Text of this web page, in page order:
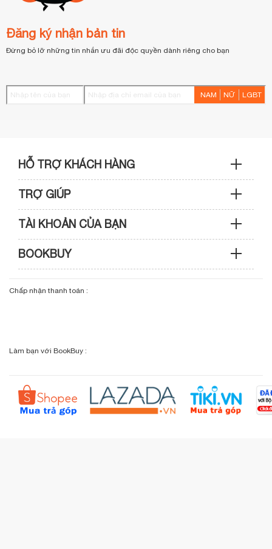
Đăng ký nhận bản tin
Đừng bỏ lỡ những tin nhắn ưu đãi độc quyền dành riêng cho bạn
NAM NỮ LGBT
HỖ TRỢ KHÁCH HÀNG
Sản phẩm & Đơn hàng: 0933 109 009
Kỹ thuật & Bảo hành: 0989 439 986
Điện thoại: (028) 3820 7153 (giờ hành chính)
Sơ đồ đường đi
TRỢ GIÚP
Hướng dẫn mua hàng
Phương thức vận chuyển
Câu hỏi thường gặp (FAQs)
TÀI KHOẢN CỦA BẠN
Cập nhật tài khoản
Giỏ hàng
Kiểm tra đơn hàng
BOOKBUY
Liên hệ BookBuy
Đặt hàng theo yêu cầu
Chấp nhận thanh toán :
Làm bạn với BookBuy :